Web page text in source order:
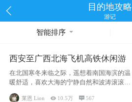
目的地攻略
游记
智能排序
西安至广西北海飞机高铁休闲游
在北国寒冬来临之际，遥想着南国海滨的温
暖舒适，喜欢大海的宁静自然和波涛滚滚，
海滨城市
莱恩 Lion  10.5万  567